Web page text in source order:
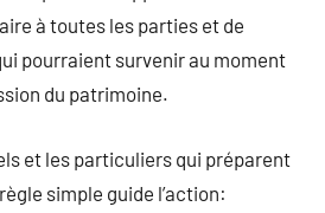
à toutes les parties et de
pourraient survenir au moment
du patrimoine.
et les particuliers qui préparent
simple guide l’action: